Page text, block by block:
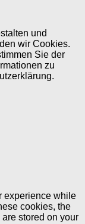
und
wir Cookies.
Sie der
zu
experience while
cookies, the
stored on your